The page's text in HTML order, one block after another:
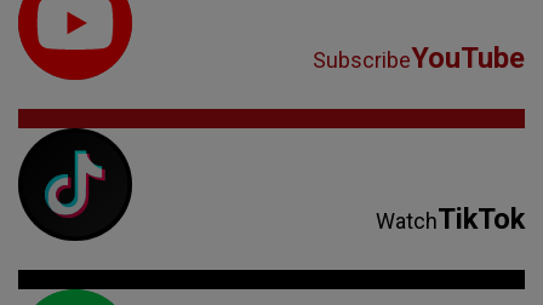
SubscribeYouTube
WatchTikTok